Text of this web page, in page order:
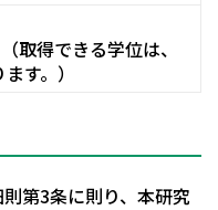
取得できる学位は、
す。）
第3条に則り、本研究